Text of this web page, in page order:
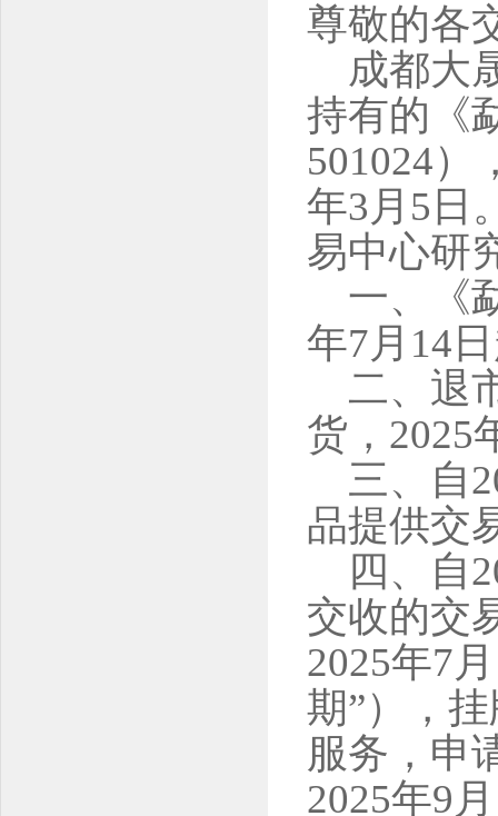
尊敬的各
成都大
持有的《
501024）
年3月5日
易中心研
一、《
年7月14
二、退
货，2025
三、自
品提供交
四、自
交收的交
2025年7
期”），
服务，申
2025年9